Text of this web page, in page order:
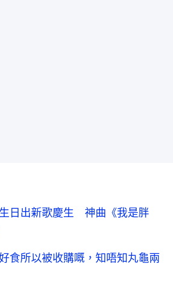
生日出新歌慶生 神曲《我是胖
食所以被收購嘅，知唔知丸龜兩